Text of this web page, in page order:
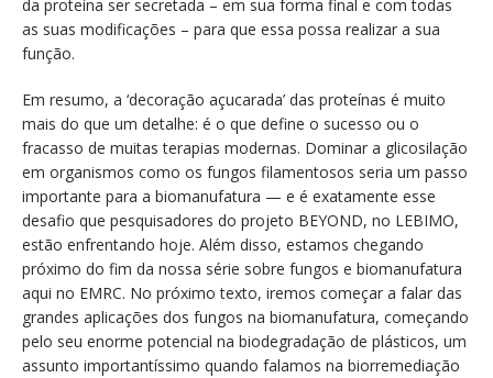
da proteína ser secretada – em sua forma final e com todas
as suas modificações – para que essa possa realizar a sua
função.
Em resumo, a ‘decoração açucarada’ das proteínas é muito
mais do que um detalhe: é o que define o sucesso ou o
fracasso de muitas terapias modernas. Dominar a glicosilação
em organismos como os fungos filamentosos seria um passo
importante para a biomanufatura — e é exatamente esse
desafio que pesquisadores do projeto BEYOND, no LEBIMO,
estão enfrentando hoje. Além disso, estamos chegando
próximo do fim da nossa série sobre fungos e biomanufatura
aqui no EMRC. No próximo texto, iremos começar a falar das
grandes aplicações dos fungos na biomanufatura, começando
pelo seu enorme potencial na biodegradação de plásticos, um
assunto importantíssimo quando falamos na biorremediação